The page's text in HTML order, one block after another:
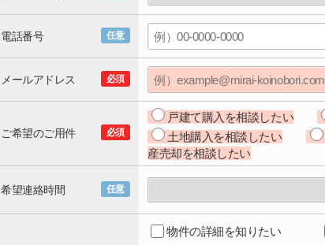
任意
電話番号
必須
メールアドレス
必須
ご希望のご用件
戸建て購入を相談したい
土地購入を相談したい
産売却を相談したい
任意
希望連絡時間
物件の詳細を知りたい